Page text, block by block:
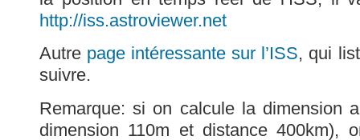
http://iss.astroviewer.net
Autre page intéressante sur l’ISS, qui
suivre.
Remarque: si on calcule la dimension
dimension 110m et distance 400km),